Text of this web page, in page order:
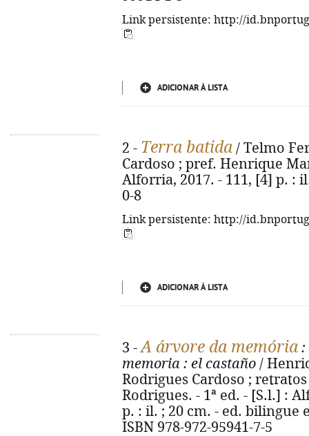
Link persistente: http://
ADICIONAR À LISTA
2 - Terra batida / Telmo
Cardoso ; pref. Henrique
Alforria, 2017. - 111, [4] p. :
0-8
Link persistente: http://
ADICIONAR À LISTA
3 -A árvore da memória :
memoria : el castaño /
Rodrigues Cardoso ;
Rodrigues. - 1ª ed. - [S.l.] :
p. : il. ; 20 cm. - ed. bilingue
ISBN 978-972-95941-7-5